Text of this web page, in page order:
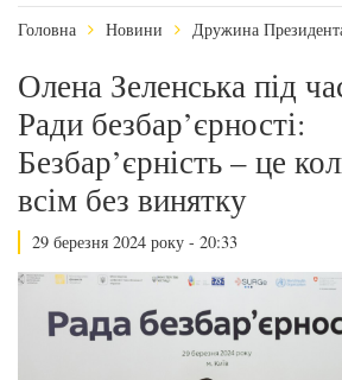
Головна Новини Дружина
Олена Зеленська під
Ради безбар’єрності:
Безбар’єрність – це
всім без винятку
29 березня 2024 року - 20:33